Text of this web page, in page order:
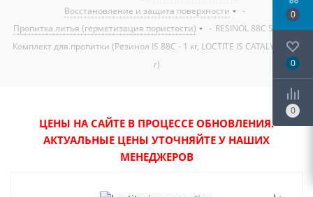
Восстановление и защита поверхности
-
Пропитка литья (герметизация пористости)
- RESINOL 88C Set, 1 кг
Комплект для пропитки (Резинол IS 88С - 1 кг, LOCTITE IS CATALYSER - 6
г)
ЦЕНЫ НА САЙТЕ В ПРОЦЕССЕ ОБНОВЛЕНИЯ.
АКТУАЛЬНЫЕ ЦЕНЫ УТОЧНЯЙТЕ У НАШИХ
МЕНЕДЖЕРОВ
0
0
0